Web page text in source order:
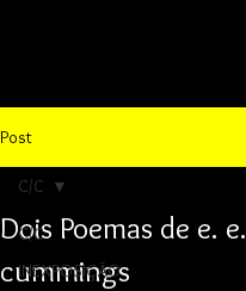
Post
C/C
INEXPOSIÇÃO
C/C
Dois Poemas de e. e.
cummings